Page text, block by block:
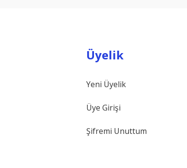
Üyelik
Yeni Üyelik
Üye Girişi
Şifremi Unuttum